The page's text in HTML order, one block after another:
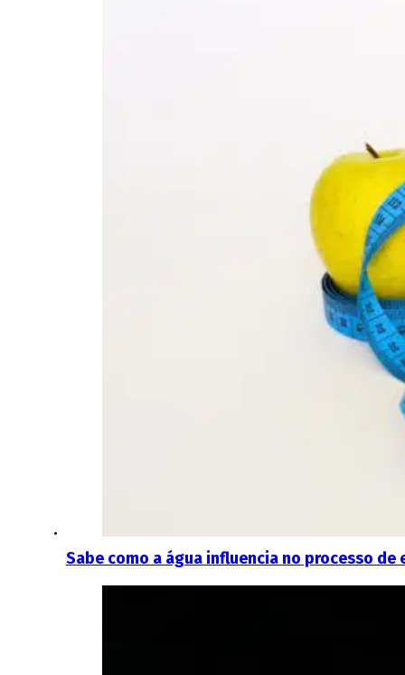
Sabe como a água influencia no processo de